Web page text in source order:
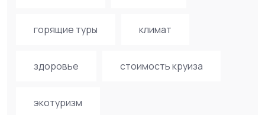
горящие туры климат
здоровье стоимость круиза
экотуризм